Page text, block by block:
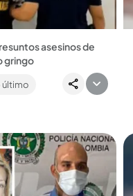
asesinos de
gringo
habrían engañado
años a través de una
último